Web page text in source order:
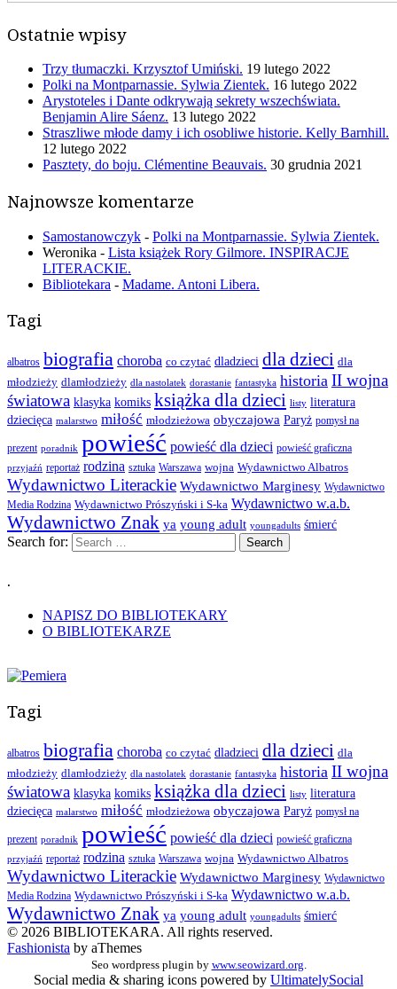
Ostatnie wpisy
Trzy tłumaczki. Krzysztof Umiński. 19 lutego 2022
Polki na Montparnassie. Sylwia Zientek. 16 lutego 2022
Arystoteles i Dante odkrywają sekrety wszechświata.
Benjamin Alire Sáenz. 13 lutego 2022
Straszliwe młode damy i ich osobliwe historie. Kelly Barnhill.
12 lutego 2022
Pasztety, do boju. Clémentine Beauvais. 30 grudnia 2021
Najnowsze komentarze
Samostanowczyk - Polki na Montparnassie. Sylwia Zientek.
Weronika - Lista książek Rory Gilmore. INSPIRACJE
LITERACKIE.
Bibliotekara - Madame. Antoni Libera.
Tagi
albatros biografia choroba co czytać dladzieci dla dzieci dla
młodzieży dlamłodzieży dla nastolatek dorastanie fantastyka historia II wojna
światowa klasyka komiks książka dla dzieci listy literatura
dziecięca malarstwo miłość młodzieżowa obyczajowa Paryż pomysł na
prezent poradnik powieść powieść dla dzieci powieść graficzna
przyjaźń reportaż rodzina sztuka Warszawa wojna Wydawnictwo Albatros
Wydawnictwo Literackie Wydawnictwo Marginesy Wydawnictwo
Media Rodzina Wydawnictwo Prószyński i S-ka Wydawnictwo w.a.b.
Wydawnictwo Znak ya young adult youngadults śmierć
Search for:
.
NAPISZ DO BIBLIOTEKARY
O BIBLIOTEKARZE
Tagi
albatros biografia choroba co czytać dladzieci dla dzieci dla
młodzieży dlamłodzieży dla nastolatek dorastanie fantastyka historia II wojna
światowa klasyka komiks książka dla dzieci listy literatura
dziecięca malarstwo miłość młodzieżowa obyczajowa Paryż pomysł na
prezent poradnik powieść powieść dla dzieci powieść graficzna
przyjaźń reportaż rodzina sztuka Warszawa wojna Wydawnictwo Albatros
Wydawnictwo Literackie Wydawnictwo Marginesy Wydawnictwo
Media Rodzina Wydawnictwo Prószyński i S-ka Wydawnictwo w.a.b.
Wydawnictwo Znak ya young adult youngadults śmierć
© 2026 BIBLIOTEKARA. All rights reserved.
Fashionista by aThemes
Seo wordpress plugin by www.seowizard.org.
Social media & sharing icons powered by UltimatelySocial